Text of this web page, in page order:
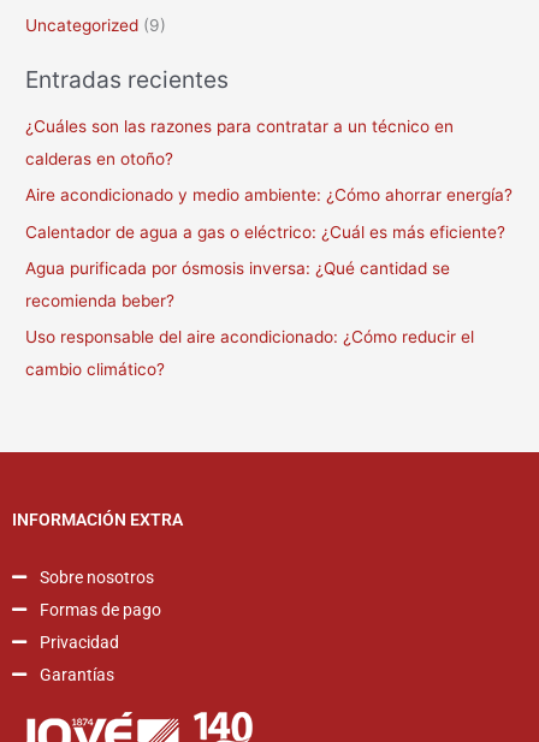
Uncategorized (9)
Entradas recientes
¿Cuáles son las razones para contratar a un técnico en
calderas en otoño?
Aire acondicionado y medio ambiente: ¿Cómo ahorrar energía?
Calentador de agua a gas o eléctrico: ¿Cuál es más eficiente?
Agua purificada por ósmosis inversa: ¿Qué cantidad se
recomienda beber?
Uso responsable del aire acondicionado: ¿Cómo reducir el
cambio climático?
INFORMACIÓN EXTRA
Sobre nosotros
Formas de pago
Privacidad
Garantías